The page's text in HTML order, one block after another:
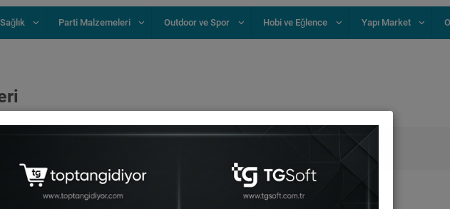
Parti Malzemeleri Outdoor ve Spor Hobi ve Eğlence Yapı Market